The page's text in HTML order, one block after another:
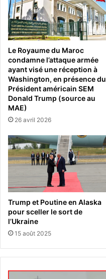
Le Royaume du Maroc
condamne l’attaque armée
ayant visé une réception à
Washington, en présence du
Président américain SEM
Donald Trump (source au
MAE)
26 avril 2026
Trump et Poutine en Alaska
pour sceller le sort de
l’Ukraine
15 août 2025